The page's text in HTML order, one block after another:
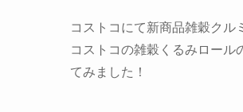
コストコにて新商品雑穀クル
コストコの雑穀くるみロール
てみました！